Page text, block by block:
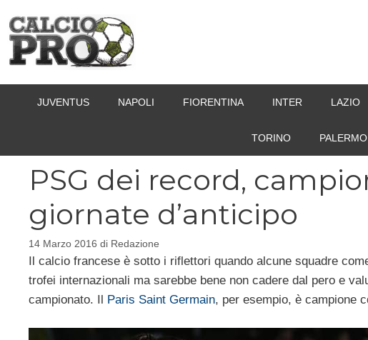
contenuto
JUVENTUS NAPOLI FIORENTINA INTER LAZIO
TORINO PALERMO
PSG dei record,
giornate d’anticipo
14 Marzo 2016 di Redazione
Il calcio francese è sotto i riflettori quando alcune squadre
trofei internazionali ma sarebbe bene non cadere dal pero e
campionato. Il
Paris Saint Germain, per esempio, è campione